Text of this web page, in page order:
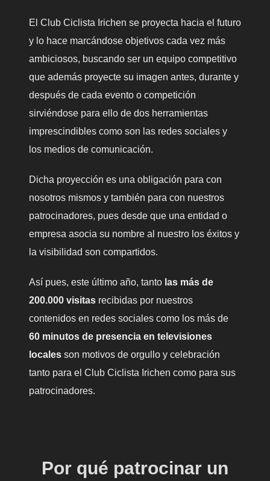
El Club Ciclista Irichen se proyecta hacia el futuro
y lo hace marcándose objetivos cada vez más
ambiciosos, buscando ser un equipo competitivo
que además proyecte su imagen antes, durante y
después de cada evento o competición
sirviéndose para ello de dos herramientas
imprescindibles como son las redes sociales y
los medios de comunicación.
Dicha proyección es una obligación para con
nosotros mismos y también para con nuestros
patrocinadores, pues desde que una entidad o
empresa asocia su nombre al nuestro los éxitos y
la visibilidad son compartidos.
Así pues, este último año, tanto las más de
200.000 visitas recibidas por nuestros
contenidos en redes sociales como los más de
60 minutos de presencia en televisiones
localesson motivos de orgullo y celebración
tanto para el Club Ciclista Irichen como para sus
patrocinadores.
Por qué patrocinar un